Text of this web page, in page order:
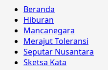
Beranda
Hiburan
Mancanegara
Merajut Toleransi
Seputar Nusantara
Sketsa Kata